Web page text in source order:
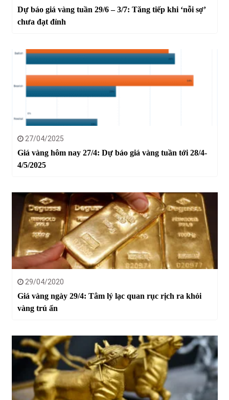
Dự báo giá vàng tuần 29/6 – 3/7: Tăng tiếp khi ‘nỗi sợ’
chưa đạt đỉnh
27/04/2025
Giá vàng hôm nay 27/4: Dự báo giá vàng tuần tới 28/4-
4/5/2025
29/04/2020
Giá vàng ngày 29/4: Tâm lý lạc quan rục rịch ra khỏi
vàng trú ẩn